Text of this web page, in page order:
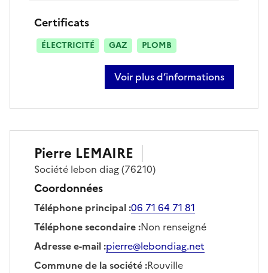
Certificats
ÉLECTRICITÉ GAZ PLOMB
Voir plus d’informations
sur charles auvray
Pierre LEMAIRE
Société lebon diag(76210)
Coordonnées
Téléphone principal:06 71 64 71 81
Téléphone secondaire:Non renseigné
Adresse e-mail:pierre@lebondiag.net
Commune de la société:Rouville